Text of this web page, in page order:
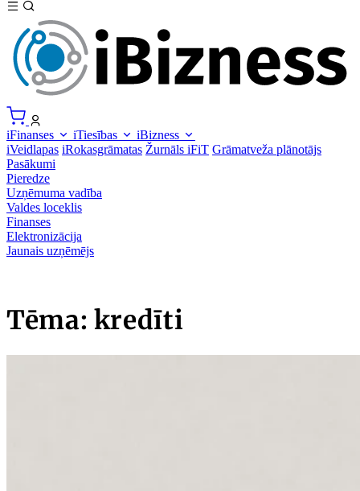
iFinanses iTiesības
iBizness
iVeidlapas iRokasgrāmatas Žurnāls iFiT Grāmatveža plānotājs
Pasākumi
Pieredze
Uzņēmuma vadība
Valdes loceklis
Finanses
Elektronizācija
Jaunais uzņēmējs
Tēma: kredīti